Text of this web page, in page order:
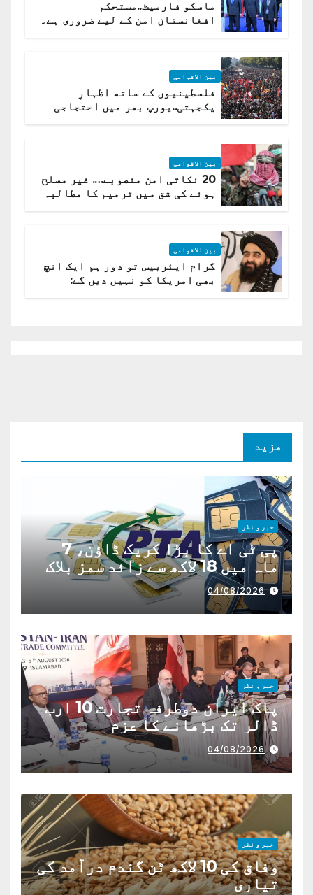
ماسکو فارمیٹ..مستحکم
افغانستان امن کے لیے ضروری ہے۔
بین الاقوامی
فلسطینیوں کے ساتھ اظہارِ
یکجہتی..یورپ بھر میں احتجاجی
بین الاقوامی
20 نکاتی امن منصوبے…. غیر مسلح
ہونے کی شق میں ترمیم کا مطالبہ
بین الاقوامی
گرام ایئربیس تو دور ہم ایک انچ
بھی امریکا کو نہیں دیں گے:
مزید
خبر و نظر
پی ٹی اے کا بڑا کریک ڈاؤن، 7
ماہ میں 18 لاکھ سے زائد سمز بلاک
04/08/2026
خبر و نظر
پاک ایران دوطرفہ تجارت 10 ارب
ڈالر تک بڑھانے کا عزم
04/08/2026
خبر و نظر
وفاق کی 10 لاکھ ٹن گندم درآمد کی
تیاری